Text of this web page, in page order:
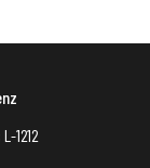
1212